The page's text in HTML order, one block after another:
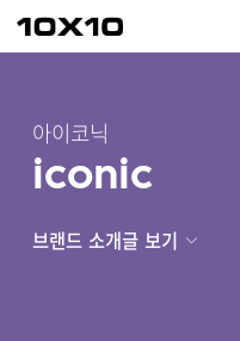
텐
바
아이코닉
iconic
브랜드 소개글 보기